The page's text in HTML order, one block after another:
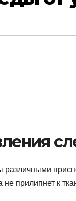
не прилипнет к